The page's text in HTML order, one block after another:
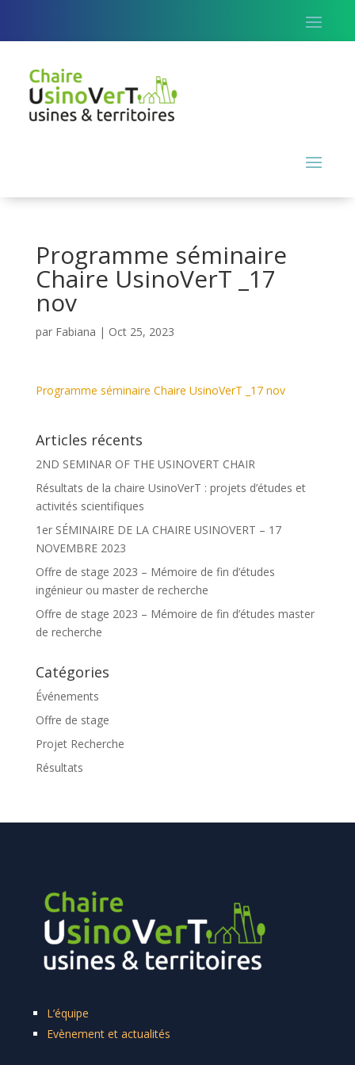
Programme séminaire
Chaire UsinoVerT _17
nov
par Fabiana | Oct 25, 2023
Programme séminaire Chaire UsinoVerT _17 nov
Articles récents
2ND SEMINAR OF THE USINOVERT CHAIR
Résultats de la chaire UsinoVerT : projets d’études et
activités scientifiques
1er SÉMINAIRE DE LA CHAIRE USINOVERT – 17
NOVEMBRE 2023
Offre de stage 2023 – Mémoire de fin d’études
ingénieur ou master de recherche
Offre de stage 2023 – Mémoire de fin d’études master
de recherche
Catégories
Événements
Offre de stage
Projet Recherche
Résultats
L’équipe
Evènement et actualités